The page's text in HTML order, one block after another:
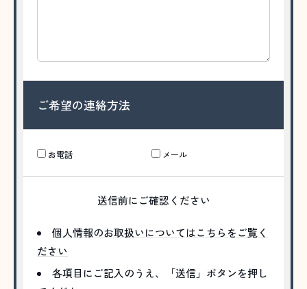
ご希望の連絡方法
お電話 メール
送信前にご確認ください
個人情報のお取扱いについてはこちらをご覧く
ださい
各項目にご記入のうえ、「送信」ボタンを押し